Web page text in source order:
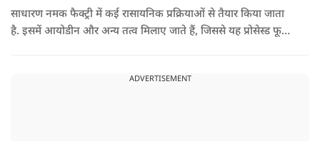
साधारण नमक फैक्ट्री में कई रासायनिक प्रक्रियाओं से तैयार किया जाता
है. इसमें आयोडीन और अन्य तत्व मिलाए जाते हैं, जिससे यह प्रोसेस्ड फूड
जाता, इसलिए इसे अधिक शुद्ध माना जाता है.
ADVERTISEMENT